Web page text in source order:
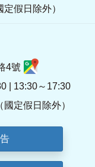
假日除外）
4號
| 13:30～17:30
定假日除外）